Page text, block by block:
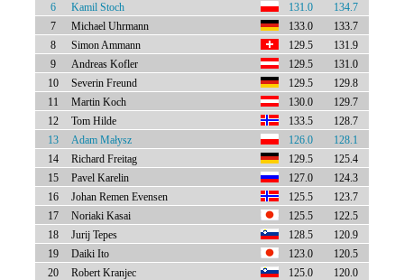
6
Kamil Stoch 131.0
134.7
7
Michael Uhrmann 133.0
133.7
8
Simon Ammann 129.5
131.9
9
Andreas Kofler 129.5
131.0
10
Severin Freund 129.5
129.8
11
Martin Koch 130.0
129.7
12
Tom Hilde 133.5
128.7
13
Adam Małysz 126.0
128.1
14
Richard Freitag 129.5
125.4
15
Pavel Karelin 127.0
124.3
16
Johan Remen Evensen 125.5
123.7
17
Noriaki Kasai 125.5
122.5
18
Jurij Tepes 128.5
120.9
19
Daiki Ito 123.0
120.5
20
Robert Kranjec 125.0
120.0